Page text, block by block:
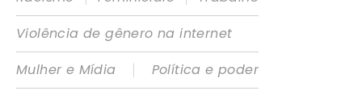
Violência de gênero na internet
Mulher e Mídia
|
Política e poder